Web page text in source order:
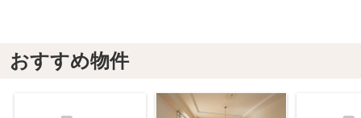
おすすめ物件